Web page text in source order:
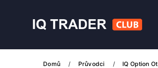
Domů Průvodci IQ Option